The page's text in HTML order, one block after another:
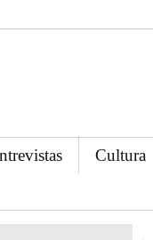
Cultura